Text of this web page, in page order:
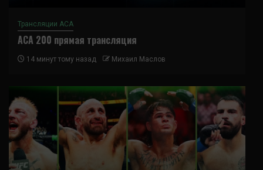
Трансляции ACA
ACA 200 прямая трансляция
14 минут тому назад Михаил Маслов